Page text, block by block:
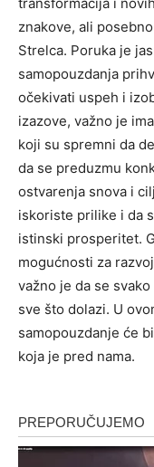
transformacija i
znakove, ali
Strelca. Poruka je
samopouzdanja
očekivati uspeh i
izazove, važno je
koji su spremni da
da se preduzmu
ostvarenja snova i
iskoriste prilike i da
istinski prosperitet.
mogućnosti za
važno je da se
sve što dolazi. U
samopouzdanje će
koja je pred nama.